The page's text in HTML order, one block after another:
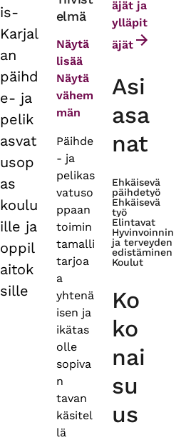
tabs
is-
Karjal
an
päihd
e- ja
pelik
asvat
usop
as
koulu
ille ja
oppil
aitok
sille
elmä
Näytä
lisää
Näytä
vähem
män
Päihde
- ja
pelikas
vatuso
ppaan
toimin
tamalli
tarjoa
a
yhtenä
isen ja
ikätas
olle
sopiva
n
tavan
käsitel
lä
äjät ja
ylläpit
äjät
Asi
asa
nat
Ehkäisevä
päihdetyö
Ehkäisevä
työ
Elintavat
Hyvinvoinnin
ja terveyden
edistäminen
Koulut
Ko
ko
nai
su
us